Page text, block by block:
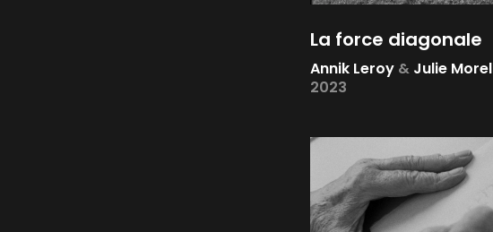
La force diagonale
Annik Leroy & Julie Morel
2023